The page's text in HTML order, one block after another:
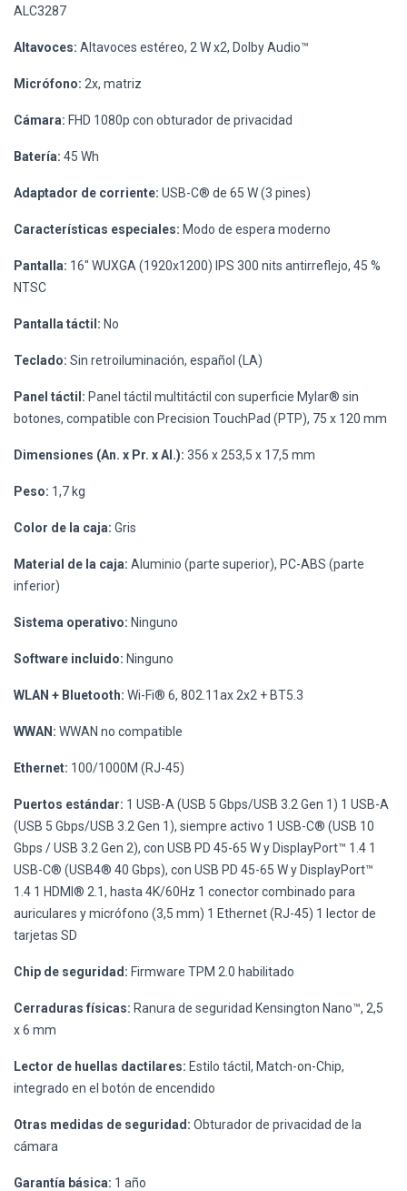
ALC3287
Altavoces: Altavoces estéreo, 2 W x2, Dolby Audio™
Micrófono: 2x, matriz
Cámara: FHD 1080p con obturador de privacidad
Batería: 45 Wh
Adaptador de corriente: USB-C® de 65 W (3 pines)
Características especiales: Modo de espera moderno
Pantalla: 16" WUXGA (1920x1200) IPS 300 nits antirreflejo, 45 %
NTSC
Pantalla táctil: No
Teclado: Sin retroiluminación, español (LA)
Panel táctil: Panel táctil multitáctil con superficie Mylar® sin
botones, compatible con Precision TouchPad (PTP), 75 x 120 mm
Dimensiones (An. x Pr. x Al.): 356 x 253,5 x 17,5 mm
Peso: 1,7 kg
Color de la caja: Gris
Material de la caja: Aluminio (parte superior), PC-ABS (parte
inferior)
Sistema operativo: Ninguno
Software incluido: Ninguno
WLAN + Bluetooth: Wi-Fi® 6, 802.11ax 2x2 + BT5.3
WWAN: WWAN no compatible
Ethernet: 100/1000M (RJ-45)
Puertos estándar: 1 USB-A (USB 5 Gbps/USB 3.2 Gen 1) 1 USB-A
(USB 5 Gbps/USB 3.2 Gen 1), siempre activo 1 USB-C® (USB 10
Gbps / USB 3.2 Gen 2), con USB PD 45-65 W y DisplayPort™ 1.4 1
USB-C® (USB4® 40 Gbps), con USB PD 45-65 W y DisplayPort™
1.4 1 HDMI® 2.1, hasta 4K/60Hz 1 conector combinado para
auriculares y micrófono (3,5 mm) 1 Ethernet (RJ-45) 1 lector de
tarjetas SD
Chip de seguridad: Firmware TPM 2.0 habilitado
Cerraduras físicas: Ranura de seguridad Kensington Nano™, 2,5
x 6 mm
Lector de huellas dactilares: Estilo táctil, Match-on-Chip,
integrado en el botón de encendido
Otras medidas de seguridad: Obturador de privacidad de la
cámara
Garantía básica: 1 año